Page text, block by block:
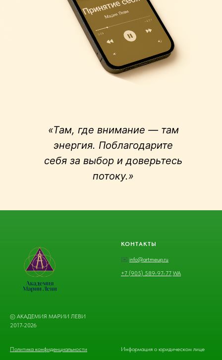
«Там, где внимание — там
энергия. Поблагодарите
себя за выбор и доверьтесь
потоку.»
© АКАДЕМИЯ МАРИИ ЛЕВИ
2017-2026
КОНТАКТЫ
✉️ info@artmeup.ru
+7 (905) 589-97-77 WA
Политика конфиденциальности
Информация о юридическом лице